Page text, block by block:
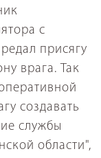
с
присягу
врага. Так
создавать
службы
области",